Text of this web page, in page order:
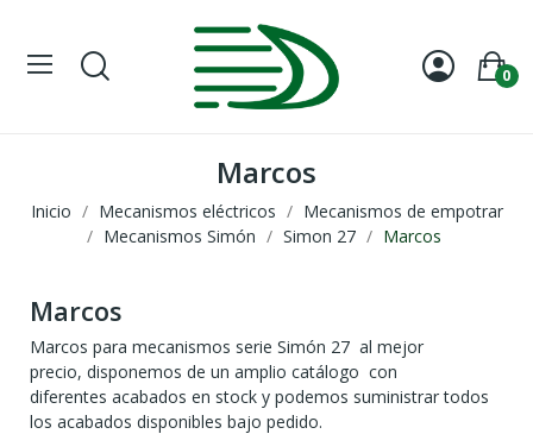
0
Marcos
Inicio Mecanismos eléctricos
Mecanismos de empotrar
Mecanismos Simón
Simon 27 Marcos
Marcos
Marcos para mecanismos serie Simón 27 al mejor
precio, disponemos de un amplio catálogo con
diferentes acabados en stock y podemos suministrar todos
los acabados disponibles bajo pedido.